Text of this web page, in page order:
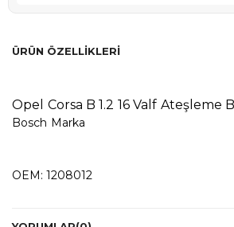
ÜRÜN ÖZELLIKLERI
Opel Corsa B 1.2 16 Valf Ateşleme
Bosch Marka
OEM: 1208012